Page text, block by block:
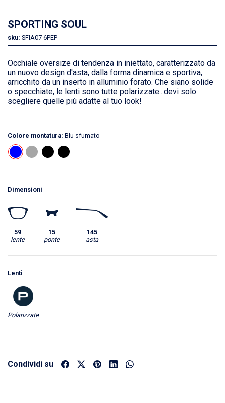
SPORTING SOUL
sku: SFIA07 6PEP
Occhiale oversize di tendenza in iniettato, caratterizzato da
un nuovo design d'asta, dalla forma dinamica e sportiva,
arricchito da un inserto in alluminio forato. Che siano solide
o specchiate, le lenti sono tutte polarizzate...devi solo
scegliere quelle più adatte al tuo look!
Colore montatura: Blu sfumato
Dimensioni
59
lente
15
ponte
145
asta
Lenti
Polarizzate
Condividi su